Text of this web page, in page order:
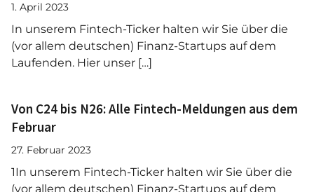
1. April 2023
In unserem Fintech-Ticker halten wir Sie über die
(vor allem deutschen) Finanz-Startups auf dem
Laufenden. Hier unser […]
Von C24 bis N26: Alle Fintech-Meldungen aus dem
Februar
27. Februar 2023
1In unserem Fintech-Ticker halten wir Sie über die
(vor allem deutschen) Finanz-Startups auf dem